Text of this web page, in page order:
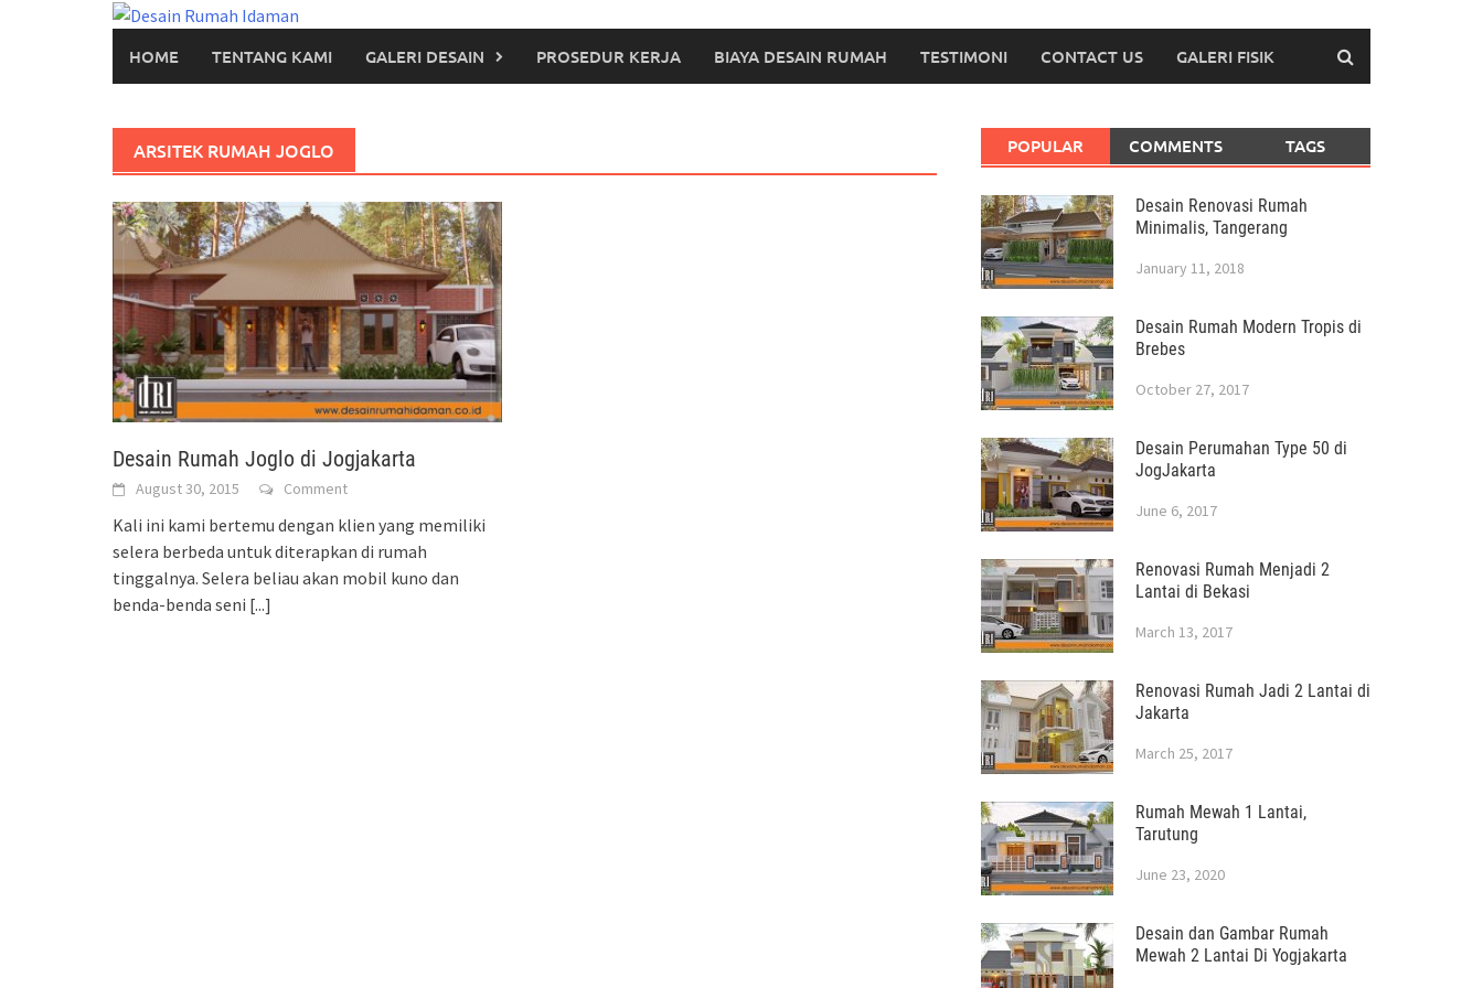
HOME TENTANG KAMI GALERI DESAIN PROSEDUR KERJA BIAYA DESAIN RUMAH TESTIMONI CONTACT US GALERI FISIK
ARSITEK RUMAH JOGLO
Desain Rumah Joglo di Jogjakarta
August 30, 2015 Comment
Kali ini kami bertemu dengan klien yang memiliki
selera berbeda untuk diterapkan di rumah
tinggalnya. Selera beliau akan mobil kuno dan
benda-benda seni [...]
POPULAR COMMENTS TAGS
Desain Renovasi Rumah
Minimalis, Tangerang
January 11, 2018
Desain Rumah Modern Tropis di
Brebes
October 27, 2017
Desain Perumahan Type 50 di
JogJakarta
June 6, 2017
Renovasi Rumah Menjadi 2
Lantai di Bekasi
March 13, 2017
Renovasi Rumah Jadi 2 Lantai di
Jakarta
March 25, 2017
Rumah Mewah 1 Lantai,
Tarutung
June 23, 2020
Desain dan Gambar Rumah
Mewah 2 Lantai Di Yogjakarta